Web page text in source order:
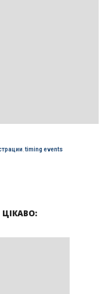
timing events